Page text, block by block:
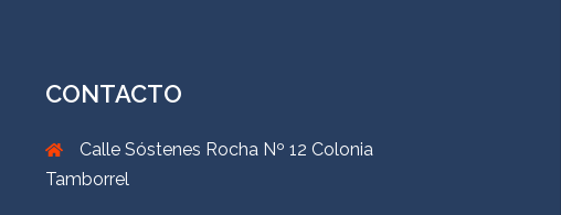
CONTACTO
Calle Sóstenes Rocha Nº 12 Colonia
Tamborrel